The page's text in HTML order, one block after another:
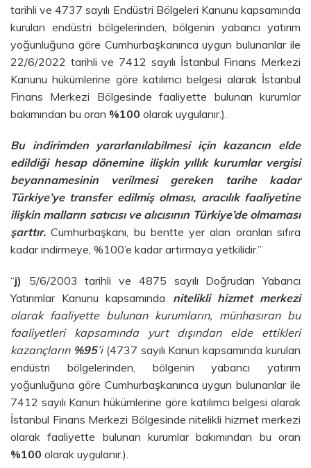
tarihli ve 4737 sayılı Endüstri Bölgeleri Kanunu kapsamında
kurulan endüstri bölgelerinden, bölgenin yabancı yatırım
yoğunluğuna göre Cumhurbaşkanınca uygun bulunanlar ile
22/6/2022 tarihli ve 7412 sayılı İstanbul Finans Merkezi
Kanunu hükümlerine göre katılımcı belgesi alarak İstanbul
Finans Merkezi Bölgesinde faaliyette bulunan kurumlar
bakımından bu oran %100 olarak uygulanır.).
Bu indirimden yararlanılabilmesi için kazancın elde
edildiği hesap dönemine ilişkin yıllık kurumlar vergisi
beyannamesinin verilmesi gereken tarihe kadar
Türkiye’ye transfer edilmiş olması, aracılık faaliyetine
ilişkin malların satıcısı ve alıcısının Türkiye’de olmaması
şarttır. Cumhurbaşkanı, bu bentte yer alan oranları sıfıra
kadar indirmeye, %100’e kadar artırmaya yetkilidir.”
“j) 5/6/2003 tarihli ve 4875 sayılı Doğrudan Yabancı
Yatırımlar Kanunu kapsamında nitelikli hizmet merkezi
olarak faaliyette bulunan kurumların, münhasıran bu
faaliyetleri kapsamında yurt dışından elde ettikleri
kazançların %95’i(4737 sayılı Kanun kapsamında kurulan
endüstri bölgelerinden, bölgenin yabancı yatırım
yoğunluğuna göre Cumhurbaşkanınca uygun bulunanlar ile
7412 sayılı Kanun hükümlerine göre katılımcı belgesi alarak
İstanbul Finans Merkezi Bölgesinde nitelikli hizmet merkezi
olarak faaliyette bulunan kurumlar bakımından bu oran
%100 olarak uygulanır.).